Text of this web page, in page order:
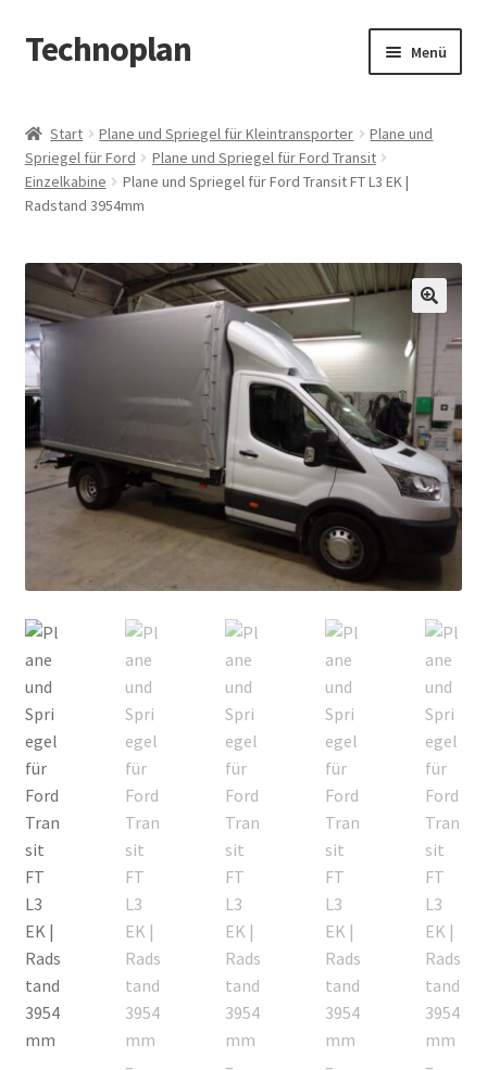
Zur
Navigation
Zum
Inhalt
Technoplan Menü
AGB
Impressum
Kasse
Warenkorb
Start Plane und Spriegel für Kleintransporter
Plane und
Spriegel für Ford
Plane und Spriegel für Ford Transit
Einzelkabine
Plane und Spriegel für Ford Transit FT L3 EK |
Radstand 3954mm